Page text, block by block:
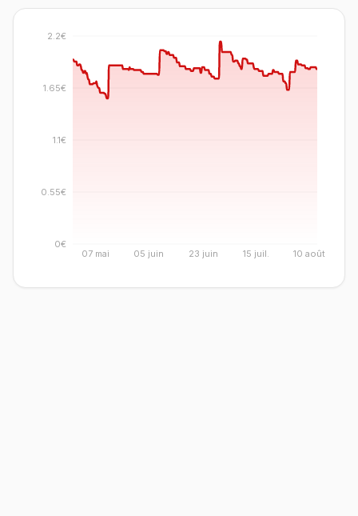
07 mai 05 juin 23 juin 15 juil. 10 août
0€
0.55€
1.1€
1.65€
2.2€